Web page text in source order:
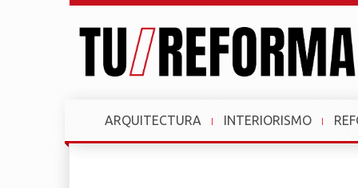
ARQUITECTURA INTERIORISMO